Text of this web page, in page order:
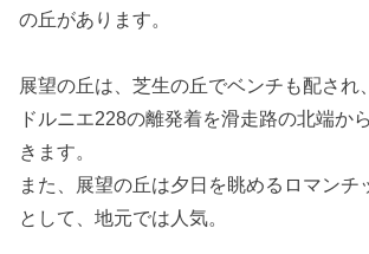
の丘があります。
展望の丘は、芝生の丘でベンチも配され
ドルニエ228の離発着を滑走路の北端か
きます。
また、展望の丘は夕日を眺めるロマンチ
として、地元では人気。